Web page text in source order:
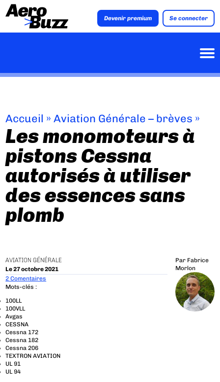
Devenir premium Se connecter
Accueil »Aviation Générale – brèves »
Les monomoteurs à
pistons Cessna
autorisés à utiliser
des essences sans
plomb
AVIATION GÉNÉRALE
Le 27 octobre 2021
Par Fabrice
Morlon
2 Comentaires
Mots-clés :
100LL
100VLL
Avgas
CESSNA
Cessna 172
Cessna 182
Cessna 206
TEXTRON AVIATION
UL 91
UL 94